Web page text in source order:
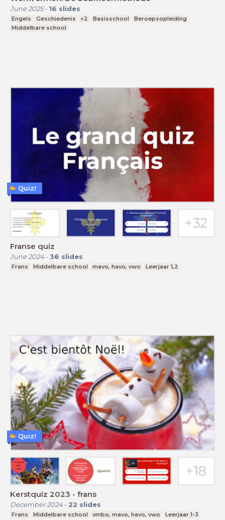
June 2025- 16 slides
Engels Geschiedenis +2 Basisschool
Beroepsopleiding
Middelbare school
Franse quiz
June 2024- 36 slides
Frans Middelbare school mavo, havo, vwo Leerjaar 1,2
Quiz!
Kerstquiz 2023 - frans
December 2024- 22 slides
Frans Middelbare school vmbo, mavo, havo, vwo Leerjaar 1-3
Quiz!